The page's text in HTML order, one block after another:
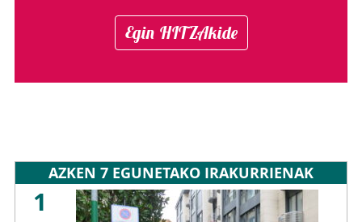
Egin HITZAkide
AZKEN 7 EGUNETAKO IRAKURRIENAK
1